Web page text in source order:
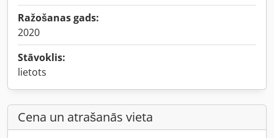
Ražošanas gads:
2020
Stāvoklis:
lietots
Cena un atrašanās vieta